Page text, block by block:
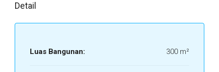
Detail
Luas Bangunan: 300 m²